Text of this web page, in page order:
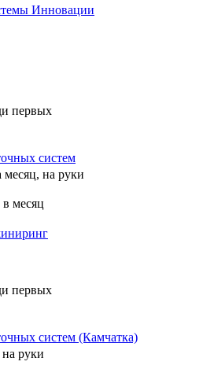
Инновации
первых
систем
месяц, на руки
месяц
первых
систем (Камчатка)
на руки